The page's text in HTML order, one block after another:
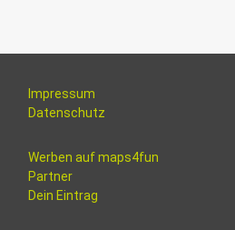
Impressum
Datenschutz
Werben auf maps4fun
Partner
Dein Eintrag